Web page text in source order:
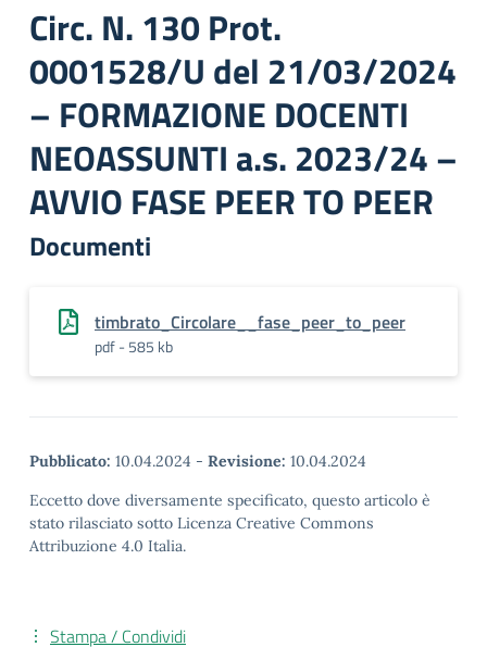
Circ. N. 130 Prot.
0001528/U del 21/03/2024
– FORMAZIONE DOCENTI
NEOASSUNTI a.s. 2023/24 –
AVVIO FASE PEER TO PEER
Documenti
timbrato_Circolare__fase_peer_to_peer
pdf - 585 kb
Pubblicato: 10.04.2024 - Revisione: 10.04.2024
Eccetto dove diversamente specificato, questo articolo è
stato rilasciato sotto Licenza Creative Commons
Attribuzione 4.0 Italia.
Stampa / Condividi